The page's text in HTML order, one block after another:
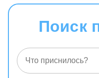
Поиск